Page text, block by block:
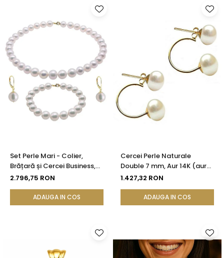
Set Perle Mari - Colier,
Brățară și Cercei Business,
Aur Galben 14K, Perle Albe
KASKADDA®
2.796,75 RON
ADAUGA IN COS
Cercei Perle Naturale
Double 7 mm, Aur 14K (aur
585), Simetrici și Versatili |
1.427,32 RON
ADAUGA IN COS